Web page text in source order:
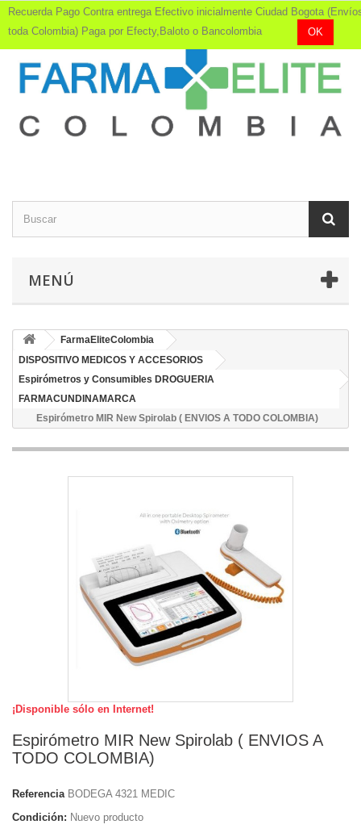
MENÚ
FarmaEliteColombia
DISPOSITIVO MEDICOS Y ACCESORIOS
Espirómetros y Consumibles DROGUERIA
FARMACUNDINAMARCA
Espirómetro MIR New Spirolab ( ENVIOS A TODO COLOMBIA)
¡Disponible sólo en Internet!
Espirómetro MIR New Spirolab ( ENVIOS A
TODO COLOMBIA)
Referencia BODEGA 4321 MEDIC
Condición: Nuevo producto
Recuerda Pago Contra entrega Efectivo inicialmente Ciudad Bogota
toda Colombia) Paga por Efecty,Baloto o Bancolombia
OK